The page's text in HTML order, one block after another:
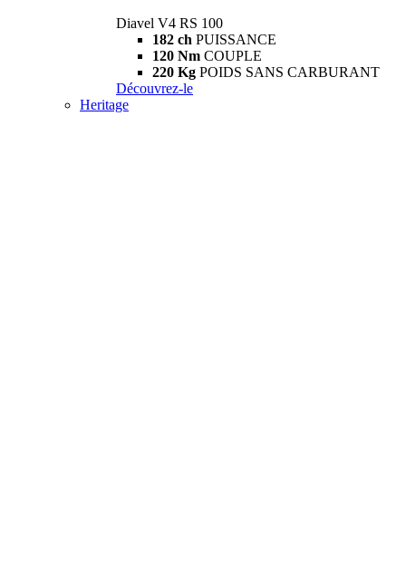
Diavel V4 RS 100
182 ch PUISSANCE
120 Nm COUPLE
220 Kg POIDS SANS CARBURANT
Découvrez-le
Heritage